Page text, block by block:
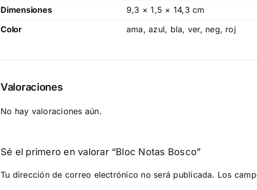
Dimensiones
9,3 × 1,5 × 14,3 cm
Color
ama, azul, bla, ver, neg, roj
Valoraciones
No hay valoraciones aún.
Sé el primero en valorar “Bloc Notas Bosco”
Tu dirección de correo electrónico no será publicada. Los